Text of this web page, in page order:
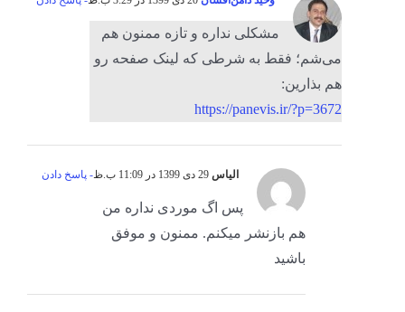
مشکلی نداره و تازه ممنون هم
می‌شم؛ فقط به شرطی که لینک صفحه رو
هم بذارین:
https://panevis.ir/?p=3672
الیاس - پاسخ دادن
پس اگ موردی نداره من
هم بازنشر میکنم. ممنون و موفق
باشید